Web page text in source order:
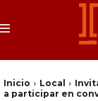
Inicio Local
a participar en